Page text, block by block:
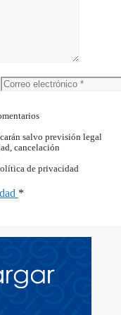
Correo
electrónico
salvo previsión legal
cancelación
de privacidad
*